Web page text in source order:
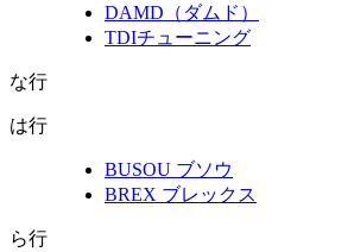
DAMD（ダムド）
TDIチューニング
な行
は行
BUSOU ブソウ
BREX ブレックス
ら行